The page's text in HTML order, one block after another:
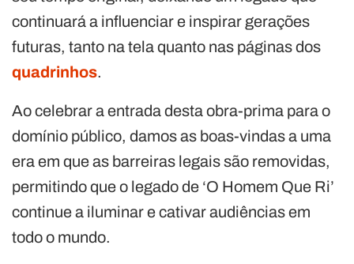
continuará a influenciar e inspirar gerações
futuras, tanto na tela quanto nas páginas dos
quadrinhos.
Ao celebrar a entrada desta obra-prima para o
domínio público, damos as boas-vindas a uma
era em que as barreiras legais são removidas,
permitindo que o legado de ‘O Homem Que Ri’
continue a iluminar e cativar audiências em
todo o mundo.